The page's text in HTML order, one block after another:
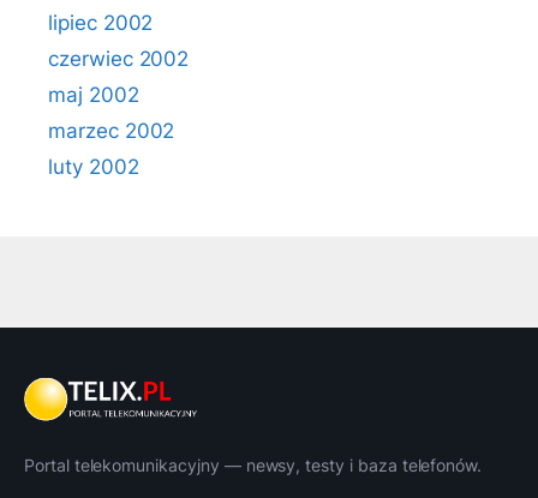
lipiec 2002
czerwiec 2002
maj 2002
marzec 2002
luty 2002
Portal telekomunikacyjny — newsy, testy i baza telefonów.